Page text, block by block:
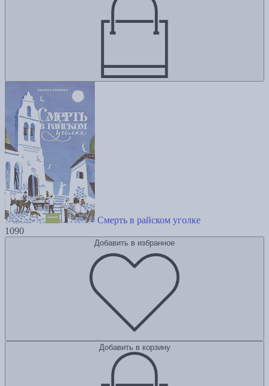
Смерть в райском уголке
1090
Добавить в избранное
Добавить в корзину